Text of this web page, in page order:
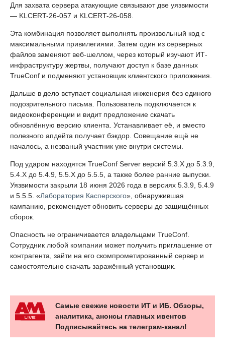
Для захвата сервера атакующие связывают две уязвимости
— KLCERT-26-057 и KLCERT-26-058.
Эта комбинация позволяет выполнять произвольный код с
максимальными привилегиями. Затем один из серверных
файлов заменяют веб-шеллом, через который изучают ИТ-
инфраструктуру жертвы, получают доступ к базе данных
TrueConf и подменяют установщик клиентского приложения.
Дальше в дело вступает социальная инженерия без единого
подозрительного письма. Пользователь подключается к
видеоконференции и видит предложение скачать
обновлённую версию клиента. Устанавливает её, и вместо
полезного апдейта получает бэкдор. Совещание ещё не
началось, а незваный участник уже внутри системы.
Под ударом находятся TrueConf Server версий 5.3.X до 5.3.9,
5.4.X до 5.4.9, 5.5.X до 5.5.5, а также более ранние выпуски.
Уязвимости закрыли 18 июня 2026 года в версиях 5.3.9, 5.4.9
и 5.5.5. «Лаборатория Касперского», обнаружившая
кампанию, рекомендует обновить серверы до защищённых
сборок.
Опасность не ограничивается владельцами TrueConf.
Сотрудник любой компании может получить приглашение от
контрагента, зайти на его скомпрометированный сервер и
самостоятельно скачать заражённый установщик.
Самые свежие новости ИТ и ИБ. Обзоры,
аналитика, анонсы главных ивентов
Подписывайтесь на телеграм-канал!